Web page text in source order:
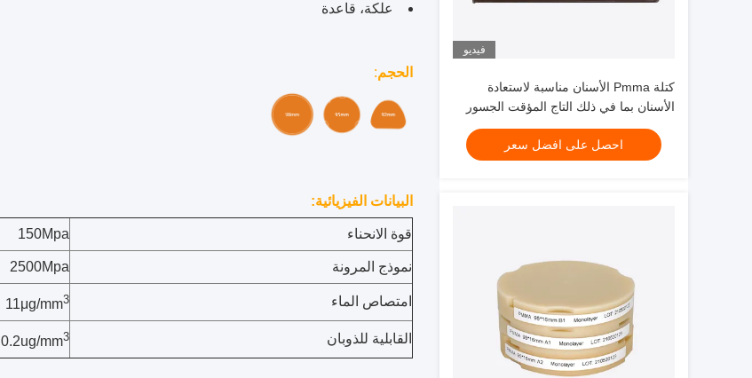
فيديو
كتلة Pmma الأسنان مناسبة لاستعادة
الأسنان بما في ذلك التاج المؤقت الجسور
والأعمدة ذات المواد القوية
احصل على افضل سعر
علكة، قاعدة
الحجم:
البيانات الفيزيائية:
قوة الانحناء 150Mpa
نموذج المرونة 2500Mpa
امتصاص الماء 11μg/mm3
القابلية للذوبان 0.2ug/mm3